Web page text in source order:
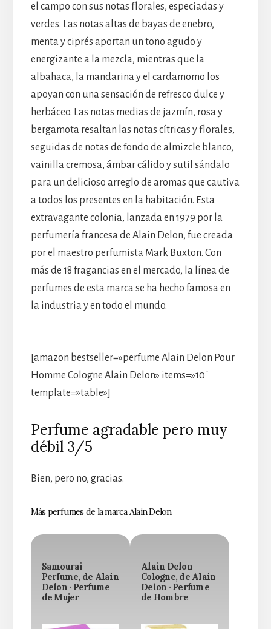
el campo con sus notas florales, especiadas y
verdes. Las notas altas de bayas de enebro,
menta y ciprés aportan un tono agudo y
energizante a la mezcla, mientras que la
albahaca, la mandarina y el cardamomo los
apoyan con una sensación de refresco dulce y
herbáceo. Las notas medias de jazmín, rosa y
bergamota resaltan las notas cítricas y florales,
seguidas de notas de fondo de almizcle blanco,
vainilla cremosa, ámbar cálido y sutil sándalo
para un delicioso arreglo de aromas que cautiva
a todos los presentes en la habitación. Esta
extravagante colonia, lanzada en 1979 por la
perfumería francesa de Alain Delon, fue creada
por el maestro perfumista Mark Buxton. Con
más de 18 fragancias en el mercado, la línea de
perfumes de esta marca se ha hecho famosa en
la industria y en todo el mundo.
[amazon bestseller=»perfume Alain Delon Pour
Homme Cologne Alain Delon» items=»10″
template=»table»]
Perfume agradable pero muy
débil 3/5
Bien, pero no, gracias.
Más perfumes de la marca Alain Delon
Samourai
Perfume, de Alain
Delon · Perfume
de Mujer
Alain Delon
Cologne, de Alain
Delon · Perfume
de Hombre